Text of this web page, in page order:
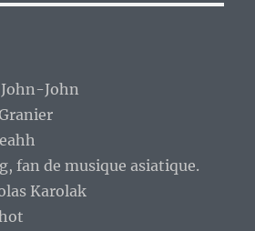
John
fan de musique asiatique.
Karolak